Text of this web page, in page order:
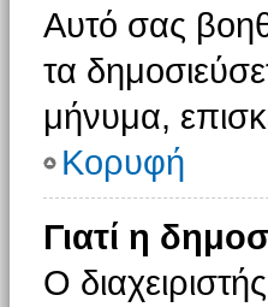
Αυτό σας
τα
μήνυμα,
Κορυφή
Γιατί η
Ο